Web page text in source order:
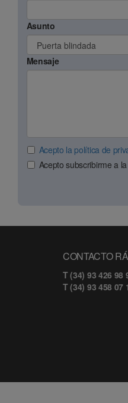
Asunto
Mensaje
Acepto la política de
Acepto subscribirme a
CONTACTO
T (34) 93 426 98
T (34) 93 458 07